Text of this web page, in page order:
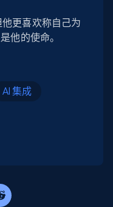
更喜欢称自己为
他的使命。
AI 集成